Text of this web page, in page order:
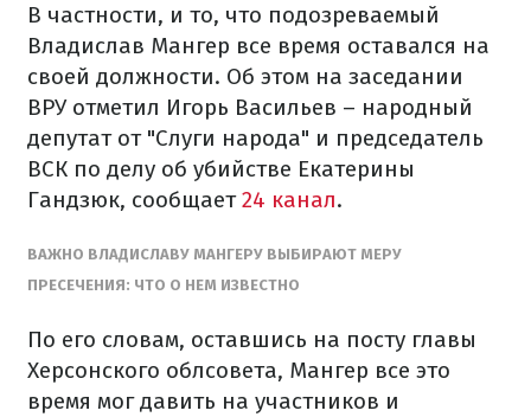
В частности, и то, что подозреваемый
Владислав Мангер все время оставался на
своей должности. Об этом на заседании
ВРУ отметил Игорь Васильев – народный
депутат от "Слуги народа" и председатель
ВСК по делу об убийстве Екатерины
Гандзюк, сообщает24 канал.
ВАЖНО ВЛАДИСЛАВУ МАНГЕРУ ВЫБИРАЮТ МЕРУ
ПРЕСЕЧЕНИЯ: ЧТО О НЕМ ИЗВЕСТНО
По его словам, оставшись на посту главы
Херсонского облсовета, Мангер все это
время мог давить на участников и